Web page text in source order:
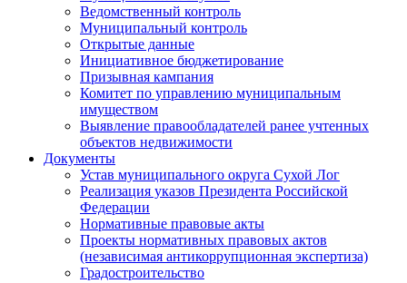
Ведомственный контроль
Муниципальный контроль
Открытые данные
Инициативное бюджетирование
Призывная кампания
Комитет по управлению муниципальным
имуществом
Выявление правообладателей ранее учтенных
объектов недвижимости
Документы
Устав муниципального округа Сухой Лог
Реализация указов Президента Российской
Федерации
Нормативные правовые акты
Проекты нормативных правовых актов
(независимая антикоррупционная экспертиза)
Градостроительство